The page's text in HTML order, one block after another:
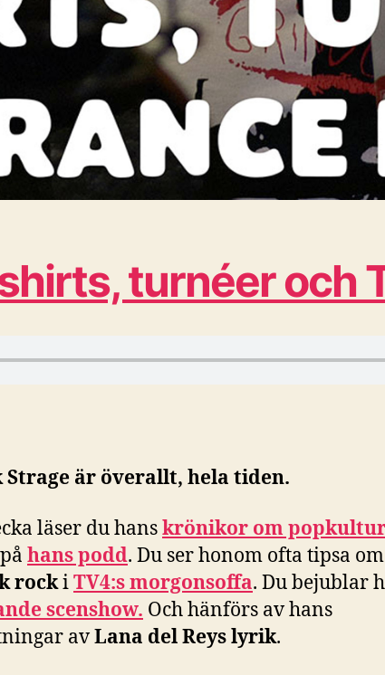
turnéer och
är överallt, hela tiden.
läser du hanskrönikor om
hans podd. Du ser honom ofta tipsa om
rockiTV4:s morgonsoffa. Du bejublar
scenshow. Och hänförs av hans
avLana del Reys lyrik.